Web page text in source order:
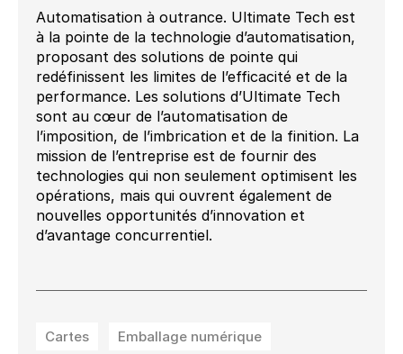
Automatisation à outrance. Ultimate Tech est
à la pointe de la technologie d’automatisation,
proposant des solutions de pointe qui
redéfinissent les limites de l’efficacité et de la
performance. Les solutions d’Ultimate Tech
sont au cœur de l’automatisation de
l’imposition, de l’imbrication et de la finition. La
mission de l’entreprise est de fournir des
technologies qui non seulement optimisent les
opérations, mais qui ouvrent également de
nouvelles opportunités d’innovation et
d’avantage concurrentiel.
Cartes Emballage numérique